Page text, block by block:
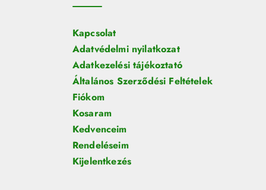
Kapcsolat
Adatvédelmi nyilatkozat
Adatkezelési tájékoztató
Általános Szerződési Feltételek
Fiókom
Kosaram
Kedvenceim
Rendeléseim
Kijelentkezés